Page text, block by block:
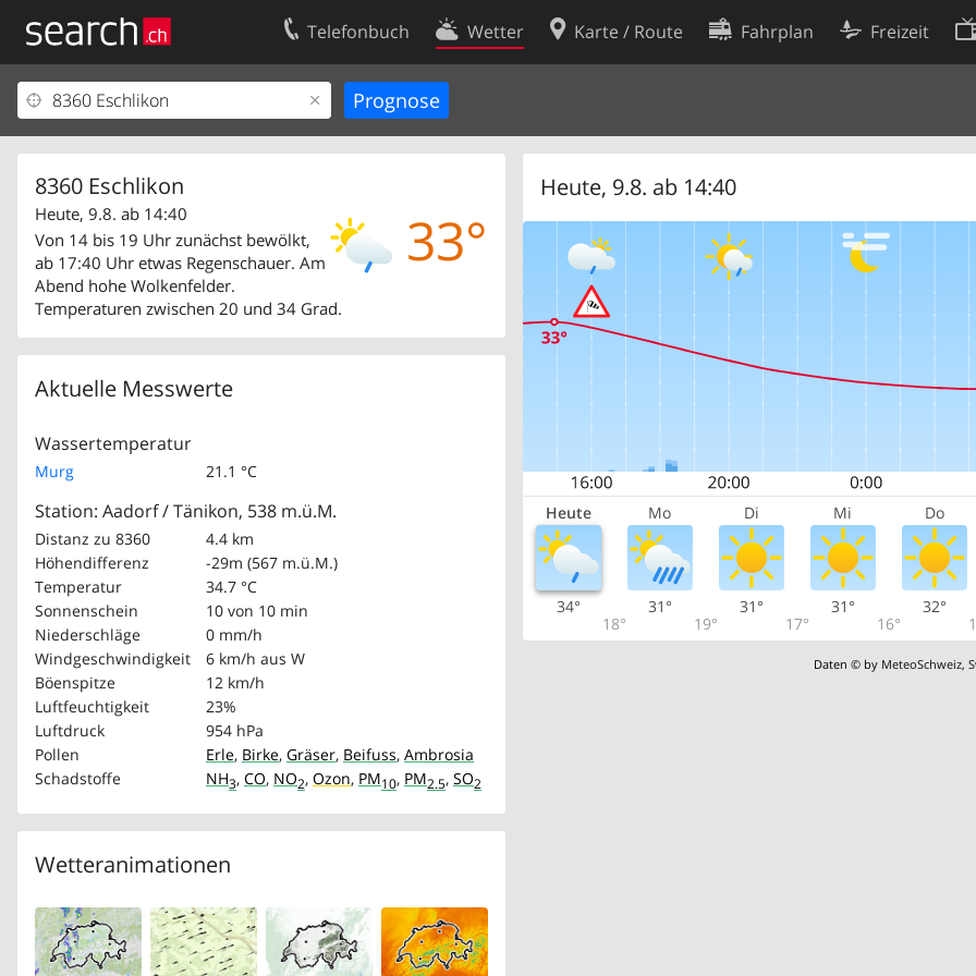
Telefonbuch Wetter Karte / Route Fahrplan Freizeit
8360 Eschlikon
33°
Heute, 9.8. ab 14:40
Von 14 bis 19 Uhr zunächst bewölkt,
ab 17:40 Uhr etwas Regenschauer. Am
Abend hohe Wolkenfelder.
Temperaturen zwischen 20 und 34 Grad.
Aktuelle Messwerte
Wassertemperatur
Murg 21.1 °C
Station: Aadorf / Tänikon, 538 m.ü.M.
Distanz zu 8360
4.4 km
Höhendifferenz
-29m (567 m.ü.M.)
Temperatur
34.7 °C
Sonnenschein
10 von 10 min
Niederschläge
0 mm/h
Windgeschwindigkeit
6 km/h aus W
Böenspitze
12 km/h
Luftfeuchtigkeit
23%
Luftdruck
954 hPa
Pollen
Erle, Birke, Gräser, Beifuss, Ambrosia
Schadstoffe
NH3, CO, NO2, Ozon, PM10, PM2.5, SO2
Wetteranimationen
Heute, 9.8. ab 14:40
Heute Mo Di Mi Do
34°
18°
31°
19°
31°
17°
31°
16°
32°
Daten © by MeteoSchweiz,
Ihr Eintrag
Kundencenter Geschäftskunden
Kontakt
Nutzungsbedingungen
Cookie-Einstellungen